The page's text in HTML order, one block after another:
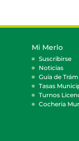
Mi Merlo
Suscribirse
Noticias
Guía de
Tasas
Turnos
Cocheria